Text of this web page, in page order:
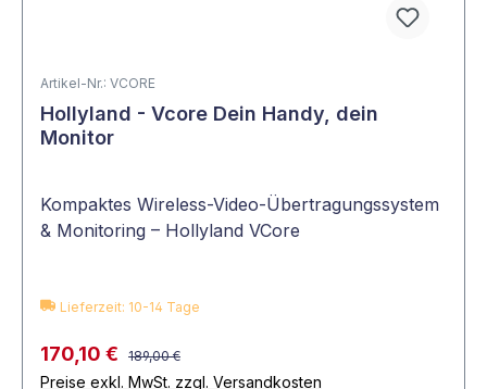
Artikel-Nr.: VCORE
Hollyland - Vcore Dein Handy, dein
Monitor
Kompaktes Wireless-Video-Übertragungssystem
& Monitoring – Hollyland VCore
Lieferzeit: 10-14 Tage
170,10 € 189,00 €
Preise exkl. MwSt. zzgl. Versandkosten